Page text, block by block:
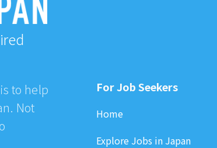
to help
Not
For Job Seekers
Home
Explore Jobs in Japan